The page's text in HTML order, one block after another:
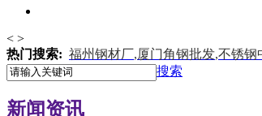
< >
热门搜索: 福州钢材厂,厦门角钢批发,不锈钢
搜索
新闻资讯